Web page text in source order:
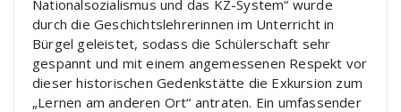
Nationalsozialismus und das KZ-System“ wurde
durch die Geschichtslehrerinnen im Unterricht in
Bürgel geleistet, sodass die Schülerschaft sehr
gespannt und mit einem angemessenen Respekt vor
dieser historischen Gedenkstätte die Exkursion zum
„Lernen am anderen Ort“ antraten. Ein umfassender